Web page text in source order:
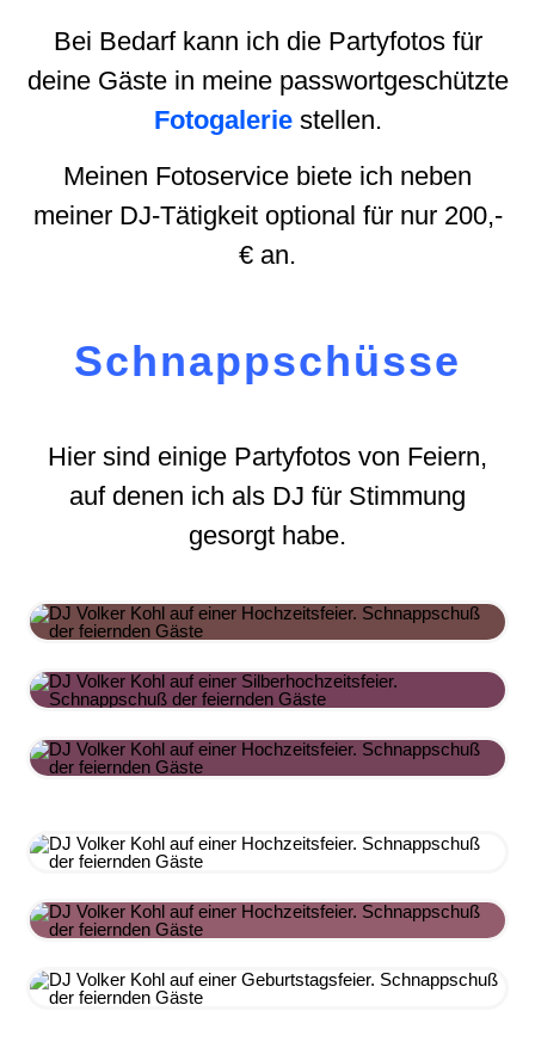
Bei Bedarf kann ich die Partyfotos für
deine Gäste in meine passwortgeschützte
Fotogaleriestellen.
Meinen Fotoservice biete ich neben
meiner DJ-Tätigkeit optional für nur 200,-
€ an.
Schnappschüsse
Hier sind einige Partyfotos von Feiern,
auf denen ich als DJ für Stimmung
gesorgt habe.